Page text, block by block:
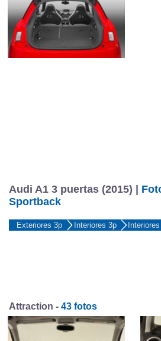
Audi A1 3 puertas (2015) |
Sportback
Exteriores 3p Interiores 3p
Attraction - 43 fotos